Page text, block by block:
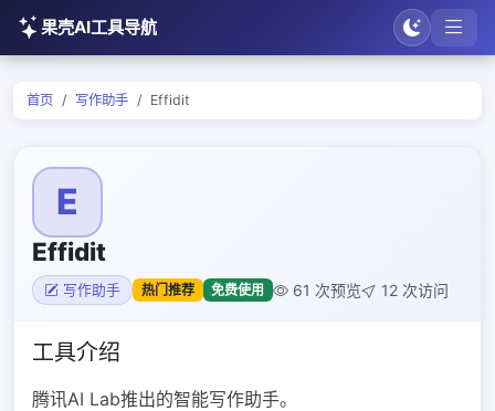
果壳AI工具导航
首页 写作助手 Effidit
E
Effidit
写作助手 热门推荐 免费使用 61 次预览 12 次访问
工具介绍
腾讯AI Lab推出的智能写作助手。